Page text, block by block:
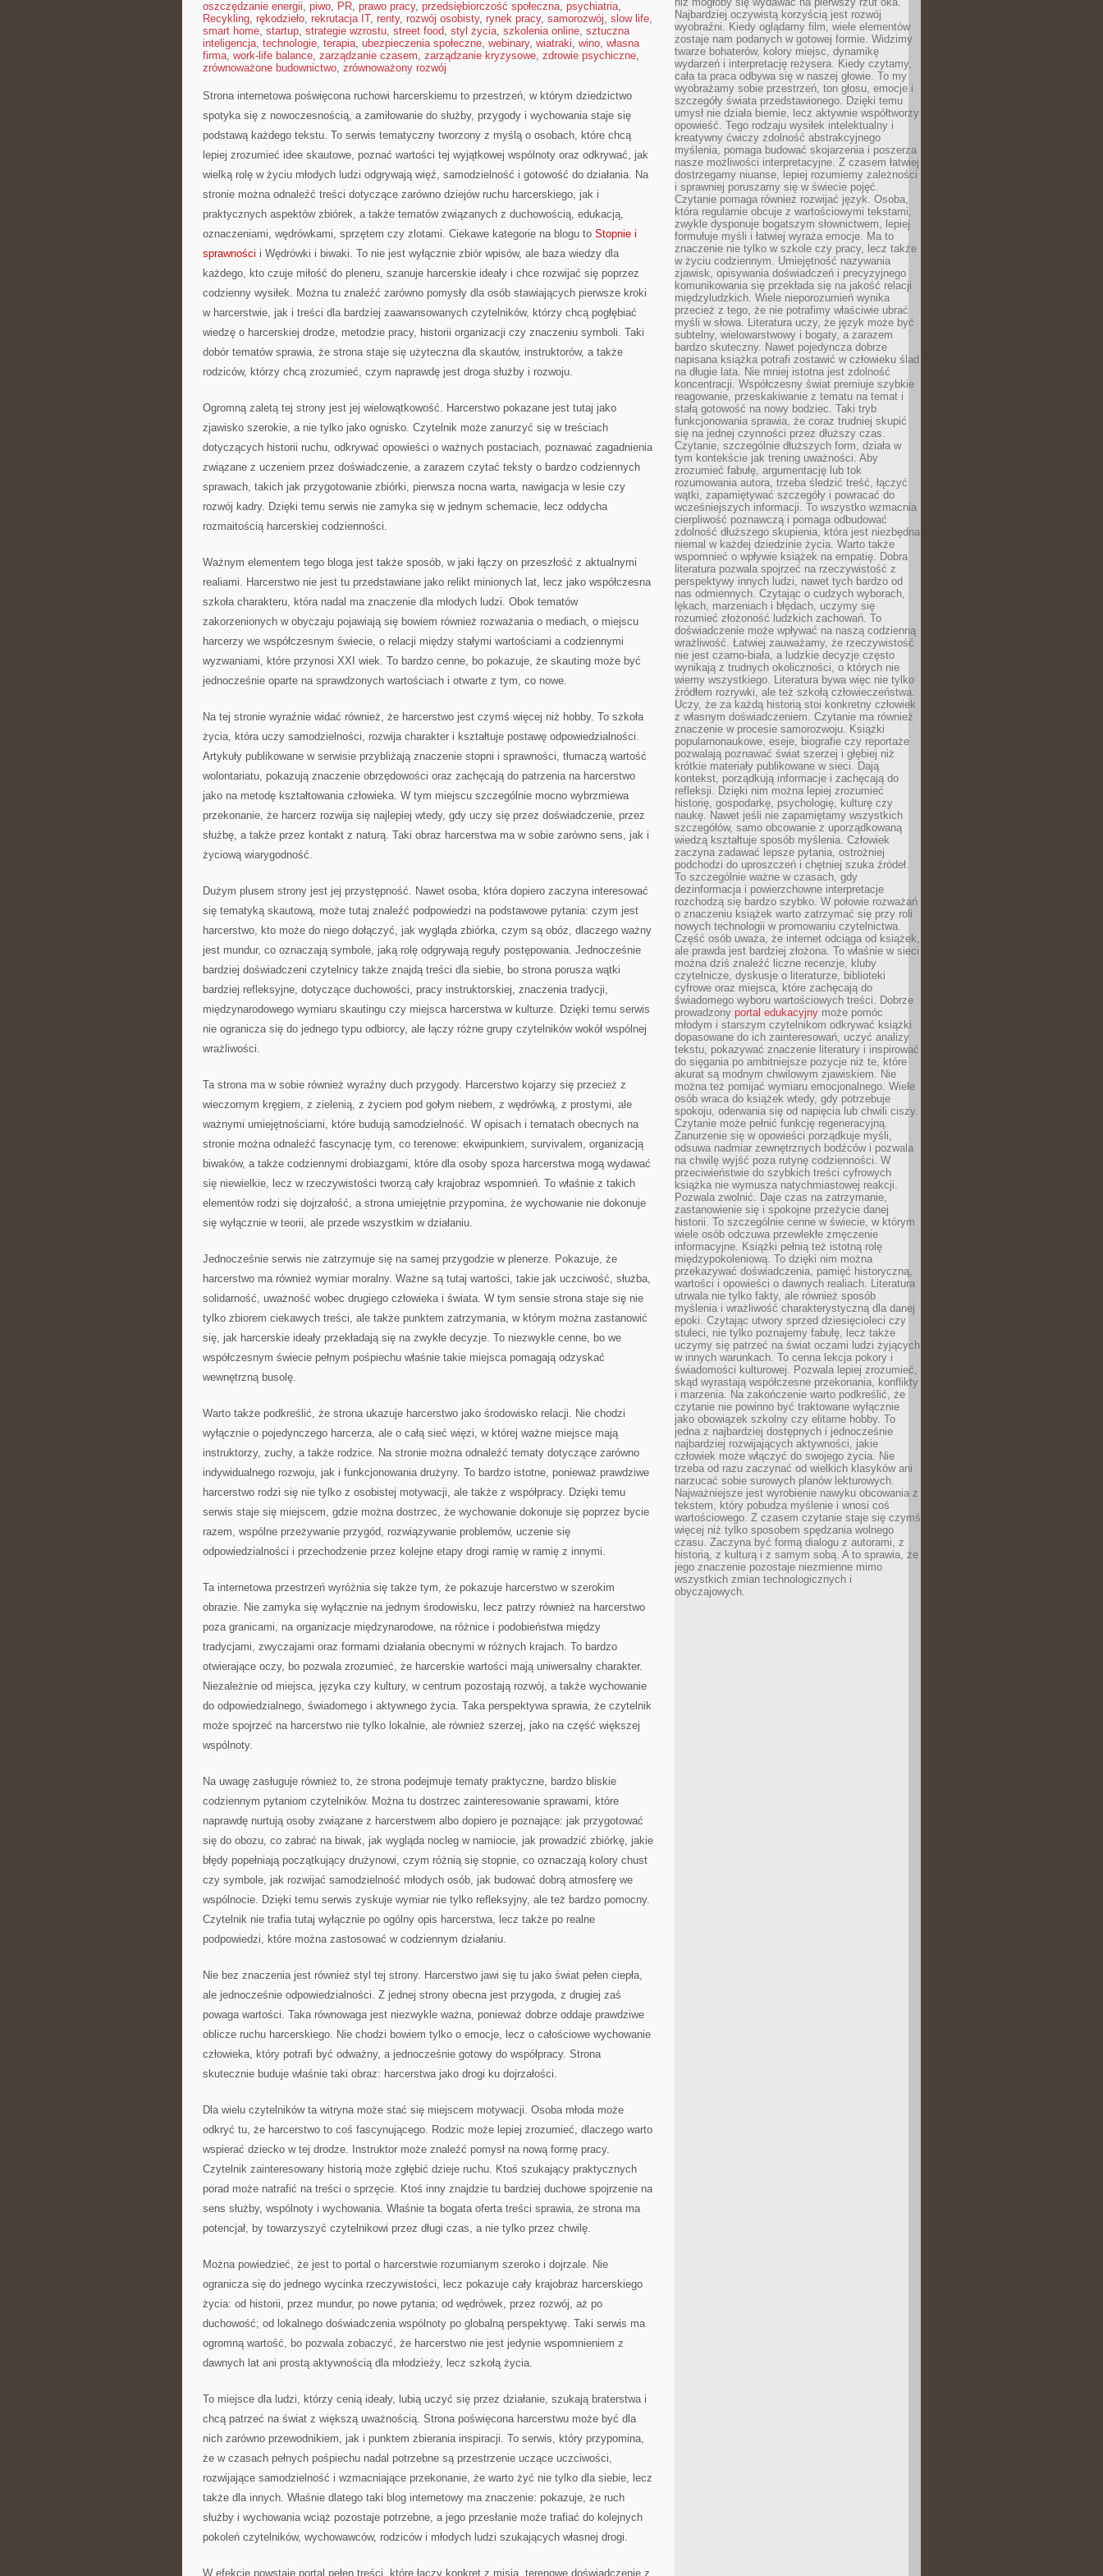
oszczędzanie energii, piwo, PR, prawo pracy, przedsiębiorczość społeczna, psychiatria,
Recykling, rękodzieło, rekrutacja IT, renty, rozwój osobisty, rynek pracy, samorozwój, slow life,
smart home, startup, strategie wzrostu, street food, styl życia, szkolenia online, sztuczna
inteligencja, technologie, terapia, ubezpieczenia społeczne, webinary, wiatraki, wino, własna
firma, work-life balance, zarządzanie czasem, zarządzanie kryzysowe, zdrowie psychiczne,
zrównoważone budownictwo, zrównoważony rozwój
Strona internetowa poświęcona ruchowi harcerskiemu to przestrzeń, w którym dziedzictwo
spotyka się z nowoczesnością, a zamiłowanie do służby, przygody i wychowania staje się
podstawą każdego tekstu. To serwis tematyczny tworzony z myślą o osobach, które chcą
lepiej zrozumieć idee skautowe, poznać wartości tej wyjątkowej wspólnoty oraz odkrywać, jak
wielką rolę w życiu młodych ludzi odgrywają więź, samodzielność i gotowość do działania. Na
stronie można odnaleźć treści dotyczące zarówno dziejów ruchu harcerskiego, jak i
praktycznych aspektów zbiórek, a także tematów związanych z duchowością, edukacją,
oznaczeniami, wędrówkami, sprzętem czy zlotami. Ciekawe kategorie na blogu to Stopnie i
sprawności i Wędrówki i biwaki. To nie jest wyłącznie zbiór wpisów, ale baza wiedzy dla
każdego, kto czuje miłość do pleneru, szanuje harcerskie ideały i chce rozwijać się poprzez
codzienny wysiłek. Można tu znaleźć zarówno pomysły dla osób stawiających pierwsze kroki
w harcerstwie, jak i treści dla bardziej zaawansowanych czytelników, którzy chcą pogłębiać
wiedzę o harcerskiej drodze, metodzie pracy, historii organizacji czy znaczeniu symboli. Taki
dobór tematów sprawia, że strona staje się użyteczna dla skautów, instruktorów, a także
rodziców, którzy chcą zrozumieć, czym naprawdę jest droga służby i rozwoju.
Ogromną zaletą tej strony jest jej wielowątkowość. Harcerstwo pokazane jest tutaj jako
zjawisko szerokie, a nie tylko jako ognisko. Czytelnik może zanurzyć się w treściach
dotyczących historii ruchu, odkrywać opowieści o ważnych postaciach, poznawać zagadnienia
związane z uczeniem przez doświadczenie, a zarazem czytać teksty o bardzo codziennych
sprawach, takich jak przygotowanie zbiórki, pierwsza nocna warta, nawigacja w lesie czy
rozwój kadry. Dzięki temu serwis nie zamyka się w jednym schemacie, lecz oddycha
rozmaitością harcerskiej codzienności.
Ważnym elementem tego bloga jest także sposób, w jaki łączy on przeszłość z aktualnymi
realiami. Harcerstwo nie jest tu przedstawiane jako relikt minionych lat, lecz jako współczesna
szkoła charakteru, która nadal ma znaczenie dla młodych ludzi. Obok tematów
zakorzenionych w obyczaju pojawiają się bowiem również rozważania o mediach, o miejscu
harcerzy we współczesnym świecie, o relacji między stałymi wartościami a codziennymi
wyzwaniami, które przynosi XXI wiek. To bardzo cenne, bo pokazuje, że skauting może być
jednocześnie oparte na sprawdzonych wartościach i otwarte z tym, co nowe.
Na tej stronie wyraźnie widać również, że harcerstwo jest czymś więcej niż hobby. To szkoła
życia, która uczy samodzielności, rozwija charakter i kształtuje postawę odpowiedzialności.
Artykuły publikowane w serwisie przybliżają znaczenie stopni i sprawności, tłumaczą wartość
wolontariatu, pokazują znaczenie obrzędowości oraz zachęcają do patrzenia na harcerstwo
jako na metodę kształtowania człowieka. W tym miejscu szczególnie mocno wybrzmiewa
przekonanie, że harcerz rozwija się najlepiej wtedy, gdy uczy się przez doświadczenie, przez
służbę, a także przez kontakt z naturą. Taki obraz harcerstwa ma w sobie zarówno sens, jak i
życiową wiarygodność.
Dużym plusem strony jest jej przystępność. Nawet osoba, która dopiero zaczyna interesować
się tematyką skautową, może tutaj znaleźć podpowiedzi na podstawowe pytania: czym jest
harcerstwo, kto może do niego dołączyć, jak wygląda zbiórka, czym są obóz, dlaczego ważny
jest mundur, co oznaczają symbole, jaką rolę odgrywają reguły postępowania. Jednocześnie
bardziej doświadczeni czytelnicy także znajdą treści dla siebie, bo strona porusza wątki
bardziej refleksyjne, dotyczące duchowości, pracy instruktorskiej, znaczenia tradycji,
międzynarodowego wymiaru skautingu czy miejsca harcerstwa w kulturze. Dzięki temu serwis
nie ogranicza się do jednego typu odbiorcy, ale łączy różne grupy czytelników wokół wspólnej
wrażliwości.
Ta strona ma w sobie również wyraźny duch przygody. Harcerstwo kojarzy się przecież z
wieczornym kręgiem, z zielenią, z życiem pod gołym niebem, z wędrówką, z prostymi, ale
ważnymi umiejętnościami, które budują samodzielność. W opisach i tematach obecnych na
stronie można odnaleźć fascynację tym, co terenowe: ekwipunkiem, survivalem, organizacją
biwaków, a także codziennymi drobiazgami, które dla osoby spoza harcerstwa mogą wydawać
się niewielkie, lecz w rzeczywistości tworzą cały krajobraz wspomnień. To właśnie z takich
elementów rodzi się dojrzałość, a strona umiejętnie przypomina, że wychowanie nie dokonuje
się wyłącznie w teorii, ale przede wszystkim w działaniu.
Jednocześnie serwis nie zatrzymuje się na samej przygodzie w plenerze. Pokazuje, że
harcerstwo ma również wymiar moralny. Ważne są tutaj wartości, takie jak uczciwość, służba,
solidarność, uważność wobec drugiego człowieka i świata. W tym sensie strona staje się nie
tylko zbiorem ciekawych treści, ale także punktem zatrzymania, w którym można zastanowić
się, jak harcerskie ideały przekładają się na zwykłe decyzje. To niezwykle cenne, bo we
współczesnym świecie pełnym pośpiechu właśnie takie miejsca pomagają odzyskać
wewnętrzną busolę.
Warto także podkreślić, że strona ukazuje harcerstwo jako środowisko relacji. Nie chodzi
wyłącznie o pojedynczego harcerza, ale o całą sieć więzi, w której ważne miejsce mają
instruktorzy, zuchy, a także rodzice. Na stronie można odnaleźć tematy dotyczące zarówno
indywidualnego rozwoju, jak i funkcjonowania drużyny. To bardzo istotne, ponieważ prawdziwe
harcerstwo rodzi się nie tylko z osobistej motywacji, ale także z współpracy. Dzięki temu
serwis staje się miejscem, gdzie można dostrzec, że wychowanie dokonuje się poprzez bycie
razem, wspólne przeżywanie przygód, rozwiązywanie problemów, uczenie się
odpowiedzialności i przechodzenie przez kolejne etapy drogi ramię w ramię z innymi.
Ta internetowa przestrzeń wyróżnia się także tym, że pokazuje harcerstwo w szerokim
obrazie. Nie zamyka się wyłącznie na jednym środowisku, lecz patrzy również na harcerstwo
poza granicami, na organizacje międzynarodowe, na różnice i podobieństwa między
tradycjami, zwyczajami oraz formami działania obecnymi w różnych krajach. To bardzo
otwierające oczy, bo pozwala zrozumieć, że harcerskie wartości mają uniwersalny charakter.
Niezależnie od miejsca, języka czy kultury, w centrum pozostają rozwój, a także wychowanie
do odpowiedzialnego, świadomego i aktywnego życia. Taka perspektywa sprawia, że czytelnik
może spojrzeć na harcerstwo nie tylko lokalnie, ale również szerzej, jako na część większej
wspólnoty.
Na uwagę zasługuje również to, że strona podejmuje tematy praktyczne, bardzo bliskie
codziennym pytaniom czytelników. Można tu dostrzec zainteresowanie sprawami, które
naprawdę nurtują osoby związane z harcerstwem albo dopiero je poznające: jak przygotować
się do obozu, co zabrać na biwak, jak wygląda nocleg w namiocie, jak prowadzić zbiórkę, jakie
błędy popełniają początkujący drużynowi, czym różnią się stopnie, co oznaczają kolory chust
czy symbole, jak rozwijać samodzielność młodych osób, jak budować dobrą atmosferę we
wspólnocie. Dzięki temu serwis zyskuje wymiar nie tylko refleksyjny, ale też bardzo pomocny.
Czytelnik nie trafia tutaj wyłącznie po ogólny opis harcerstwa, lecz także po realne
podpowiedzi, które można zastosować w codziennym działaniu.
Nie bez znaczenia jest również styl tej strony. Harcerstwo jawi się tu jako świat pełen ciepła,
ale jednocześnie odpowiedzialności. Z jednej strony obecna jest przygoda, z drugiej zaś
powaga wartości. Taka równowaga jest niezwykle ważna, ponieważ dobrze oddaje prawdziwe
oblicze ruchu harcerskiego. Nie chodzi bowiem tylko o emocje, lecz o całościowe wychowanie
człowieka, który potrafi być odważny, a jednocześnie gotowy do współpracy. Strona
skutecznie buduje właśnie taki obraz: harcerstwa jako drogi ku dojrzałości.
Dla wielu czytelników ta witryna może stać się miejscem motywacji. Osoba młoda może
odkryć tu, że harcerstwo to coś fascynującego. Rodzic może lepiej zrozumieć, dlaczego warto
wspierać dziecko w tej drodze. Instruktor może znaleźć pomysł na nową formę pracy.
Czytelnik zainteresowany historią może zgłębić dzieje ruchu. Ktoś szukający praktycznych
porad może natrafić na treści o sprzęcie. Ktoś inny znajdzie tu bardziej duchowe spojrzenie na
sens służby, wspólnoty i wychowania. Właśnie ta bogata oferta treści sprawia, że strona ma
potencjał, by towarzyszyć czytelnikowi przez długi czas, a nie tylko przez chwilę.
Można powiedzieć, że jest to portal o harcerstwie rozumianym szeroko i dojrzale. Nie
ogranicza się do jednego wycinka rzeczywistości, lecz pokazuje cały krajobraz harcerskiego
życia: od historii, przez mundur, po nowe pytania; od wędrówek, przez rozwój, aż po
duchowość; od lokalnego doświadczenia wspólnoty po globalną perspektywę. Taki serwis ma
ogromną wartość, bo pozwala zobaczyć, że harcerstwo nie jest jedynie wspomnieniem z
dawnych lat ani prostą aktywnością dla młodzieży, lecz szkołą życia.
To miejsce dla ludzi, którzy cenią ideały, lubią uczyć się przez działanie, szukają braterstwa i
chcą patrzeć na świat z większą uważnością. Strona poświęcona harcerstwu może być dla
nich zarówno przewodnikiem, jak i punktem zbierania inspiracji. To serwis, który przypomina,
że w czasach pełnych pośpiechu nadal potrzebne są przestrzenie uczące uczciwości,
rozwijające samodzielność i wzmacniające przekonanie, że warto żyć nie tylko dla siebie, lecz
także dla innych. Właśnie dlatego taki blog internetowy ma znaczenie: pokazuje, że ruch
służby i wychowania wciąż pozostaje potrzebne, a jego przesłanie może trafiać do kolejnych
pokoleń czytelników, wychowawców, rodziców i młodych ludzi szukających własnej drogi.
W efekcie powstaje portal pełen treści, które łączy konkret z misją, terenowe doświadczenie z
Najbardziej oczywistą korzyścią jest rozwój
wyobraźni. Kiedy oglądamy film, wiele elementów
zostaje nam podanych w gotowej formie. Widzimy
twarze bohaterów, kolory miejsc, dynamikę
wydarzeń i interpretację reżysera. Kiedy czytamy,
cała ta praca odbywa się w naszej głowie. To my
wyobrażamy sobie przestrzeń, ton głosu, emocje i
szczegóły świata przedstawionego. Dzięki temu
umysł nie działa biernie, lecz aktywnie współtworzy
opowieść. Tego rodzaju wysiłek intelektualny i
kreatywny ćwiczy zdolność abstrakcyjnego
myślenia, pomaga budować skojarzenia i poszerza
nasze możliwości interpretacyjne. Z czasem łatwiej
dostrzegamy niuanse, lepiej rozumiemy zależności
i sprawniej poruszamy się w świecie pojęć.
Czytanie pomaga również rozwijać język. Osoba,
która regularnie obcuje z wartościowymi tekstami,
zwykle dysponuje bogatszym słownictwem, lepiej
formułuje myśli i łatwiej wyraża emocje. Ma to
znaczenie nie tylko w szkole czy pracy, lecz także
w życiu codziennym. Umiejętność nazywania
zjawisk, opisywania doświadczeń i precyzyjnego
komunikowania się przekłada się na jakość relacji
międzyludzkich. Wiele nieporozumień wynika
przecież z tego, że nie potrafimy właściwie ubrać
myśli w słowa. Literatura uczy, że język może być
subtelny, wielowarstwowy i bogaty, a zarazem
bardzo skuteczny. Nawet pojedyncza dobrze
napisana książka potrafi zostawić w człowieku ślad
na długie lata. Nie mniej istotna jest zdolność
koncentracji. Współczesny świat premiuje szybkie
reagowanie, przeskakiwanie z tematu na temat i
stałą gotowość na nowy bodziec. Taki tryb
funkcjonowania sprawia, że coraz trudniej skupić
się na jednej czynności przez dłuższy czas.
Czytanie, szczególnie dłuższych form, działa w
tym kontekście jak trening uważności. Aby
zrozumieć fabułę, argumentację lub tok
rozumowania autora, trzeba śledzić treść, łączyć
wątki, zapamiętywać szczegóły i powracać do
wcześniejszych informacji. To wszystko wzmacnia
cierpliwość poznawczą i pomaga odbudować
zdolność dłuższego skupienia, która jest niezbędna
niemal w każdej dziedzinie życia. Warto także
wspomnieć o wpływie książek na empatię. Dobra
literatura pozwala spojrzeć na rzeczywistość z
perspektywy innych ludzi, nawet tych bardzo od
nas odmiennych. Czytając o cudzych wyborach,
lękach, marzeniach i błędach, uczymy się
rozumieć złożoność ludzkich zachowań. To
doświadczenie może wpływać na naszą codzienną
wrażliwość. Łatwiej zauważamy, że rzeczywistość
nie jest czarno-biała, a ludzkie decyzje często
wynikają z trudnych okoliczności, o których nie
wiemy wszystkiego. Literatura bywa więc nie tylko
źródłem rozrywki, ale też szkołą człowieczeństwa.
Uczy, że za każdą historią stoi konkretny człowiek
z własnym doświadczeniem. Czytanie ma również
znaczenie w procesie samorozwoju. Książki
popularnonaukowe, eseje, biografie czy reportaże
pozwalają poznawać świat szerzej i głębiej niż
krótkie materiały publikowane w sieci. Dają
kontekst, porządkują informacje i zachęcają do
refleksji. Dzięki nim można lepiej zrozumieć
historię, gospodarkę, psychologię, kulturę czy
naukę. Nawet jeśli nie zapamiętamy wszystkich
szczegółów, samo obcowanie z uporządkowaną
wiedzą kształtuje sposób myślenia. Człowiek
zaczyna zadawać lepsze pytania, ostrożniej
podchodzi do uproszczeń i chętniej szuka źródeł.
To szczególnie ważne w czasach, gdy
dezinformacja i powierzchowne interpretacje
rozchodzą się bardzo szybko. W połowie rozważań
o znaczeniu książek warto zatrzymać się przy roli
nowych technologii w promowaniu czytelnictwa.
Część osób uważa, że internet odciąga od książek,
ale prawda jest bardziej złożona. To właśnie w sieci
można dziś znaleźć liczne recenzje, kluby
czytelnicze, dyskusje o literaturze, biblioteki
cyfrowe oraz miejsca, które zachęcają do
świadomego wyboru wartościowych treści. Dobrze
prowadzony portal edukacyjny może pomóc
młodym i starszym czytelnikom odkrywać książki
dopasowane do ich zainteresowań, uczyć analizy
tekstu, pokazywać znaczenie literatury i inspirować
do sięgania po ambitniejsze pozycje niż te, które
akurat są modnym chwilowym zjawiskiem. Nie
można też pomijać wymiaru emocjonalnego. Wiele
osób wraca do książek wtedy, gdy potrzebuje
spokoju, oderwania się od napięcia lub chwili ciszy.
Czytanie może pełnić funkcję regeneracyjną.
Zanurzenie się w opowieści porządkuje myśli,
odsuwa nadmiar zewnętrznych bodźców i pozwala
na chwilę wyjść poza rutynę codzienności. W
przeciwieństwie do szybkich treści cyfrowych
książka nie wymusza natychmiastowej reakcji.
Pozwala zwolnić. Daje czas na zatrzymanie,
zastanowienie się i spokojne przeżycie danej
historii. To szczególnie cenne w świecie, w którym
wiele osób odczuwa przewlekłe zmęczenie
informacyjne. Książki pełnią też istotną rolę
międzypokoleniową. To dzięki nim można
przekazywać doświadczenia, pamięć historyczną,
wartości i opowieści o dawnych realiach. Literatura
utrwala nie tylko fakty, ale również sposób
myślenia i wrażliwość charakterystyczną dla danej
epoki. Czytając utwory sprzed dziesięcioleci czy
stuleci, nie tylko poznajemy fabułę, lecz także
uczymy się patrzeć na świat oczami ludzi żyjących
w innych warunkach. To cenna lekcja pokory i
świadomości kulturowej. Pozwala lepiej zrozumieć,
skąd wyrastają współczesne przekonania, konflikty
i marzenia. Na zakończenie warto podkreślić, że
czytanie nie powinno być traktowane wyłącznie
jako obowiązek szkolny czy elitarne hobby. To
jedna z najbardziej dostępnych i jednocześnie
najbardziej rozwijających aktywności, jakie
człowiek może włączyć do swojego życia. Nie
trzeba od razu zaczynać od wielkich klasyków ani
narzucać sobie surowych planów lekturowych.
Najważniejsze jest wyrobienie nawyku obcowania z
tekstem, który pobudza myślenie i wnosi coś
wartościowego. Z czasem czytanie staje się czymś
więcej niż tylko sposobem spędzania wolnego
czasu. Zaczyna być formą dialogu z autorami, z
historią, z kulturą i z samym sobą. A to sprawia, że
jego znaczenie pozostaje niezmienne mimo
wszystkich zmian technologicznych i
obyczajowych.